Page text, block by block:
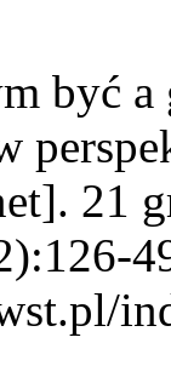
być a
21